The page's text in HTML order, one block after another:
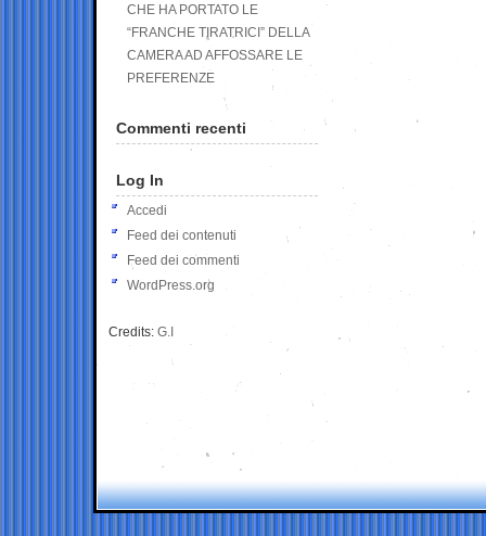
CHE HA PORTATO LE
“FRANCHE TIRATRICI” DELLA
CAMERA AD AFFOSSARE LE
PREFERENZE
Commenti recenti
Log In
Accedi
Feed dei contenuti
Feed dei commenti
WordPress.org
Credits: G.I